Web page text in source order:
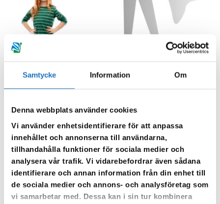
Samtycke Information Om
Denna webbplats använder cookies
Vi använder enhetsidentifierare för att anpassa
innehållet och annonserna till användarna,
tillhandahålla funktioner för sociala medier och
analysera vår trafik. Vi vidarebefordrar även sådana
identifierare och annan information från din enhet till
de sociala medier och annons- och analysföretag som
vi samarbetar med. Dessa kan i sin tur kombinera
Det finns vatten i kranen
Tar du många gånger för givet att när du vrider på kranen ska det
komma rent vatten? Dricksvattnet är vårt mest kontrollerade
livsmedel. Vi har tillgång till det dygnet runt direkt i kranen. Det är
gott, hälsosamt, lokalproducerat och kostar bara omkring7